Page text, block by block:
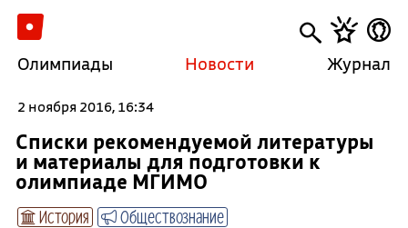
Олимпиады Новости Журнал
2 ноября 2016, 16:34
Списки рекомендуемой литературы
и материалы для подготовки к
олимпиаде МГИМО
История Обществознание